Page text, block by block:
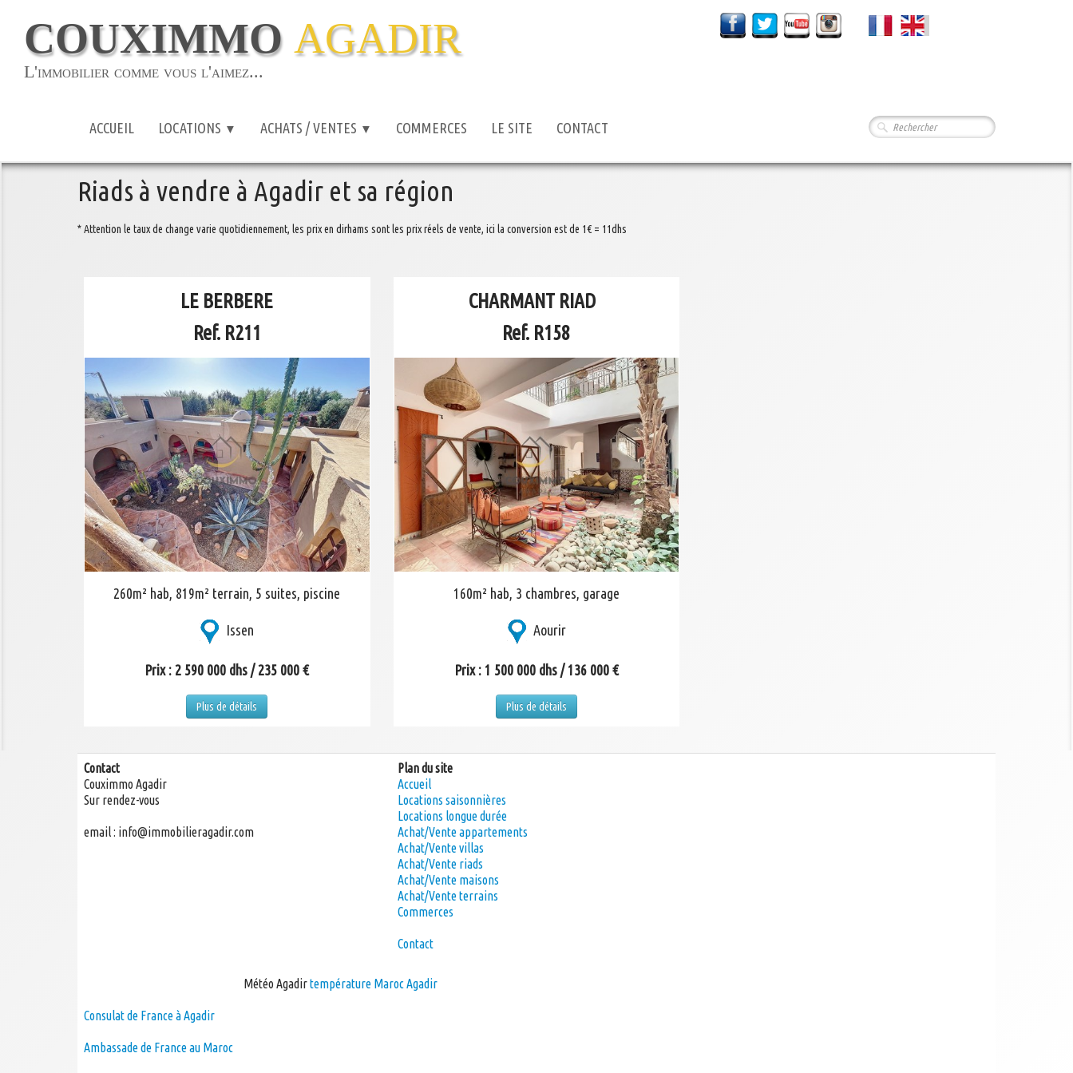
COUXIMMO AGADIR
L'immobilier comme vous l'aimez...
Français▼
ACCUEIL LOCATIONS ▼ ACHATS / VENTES ▼ COMMERCES LE SITE CONTACT
Riads à vendre à Agadir et sa région
* Attention le taux de change varie quotidiennement, les prix en dirhams sont les prix réels de vente, ici la conversion est de 1€ = 11dhs
LE BERBERE
Ref. R211
260m² hab, 819m² terrain, 5 suites, piscine
Issen
Prix : 2 590 000 dhs / 235 000 €
Plus de détails
CHARMANT RIAD
Ref. R158
160m² hab, 3 chambres, garage
Aourir
Prix : 1 500 000 dhs / 136 000 €
Plus de détails
Contact
Couximmo Agadir
Sur rendez-vous
email : info@immobilieragadir.com
Plan du site
Accueil
Locations saisonnières
Locations longue durée
Achat/Vente appartements
Achat/Vente villas
Achat/Vente riads
Achat/Vente maisons
Achat/Vente terrains
Commerces
Contact
Météo Agadirtempérature Maroc Agadir
Consulat de France à Agadir
Ambassade de France au Maroc